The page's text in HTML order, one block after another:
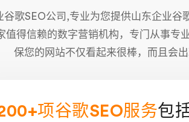
谷歌SEO公司,专业为您提供山东企业谷
值得信赖的数字营销机构，专门从事专
保您的网站不仅看起来很棒，而且会
项谷歌SEO服务包